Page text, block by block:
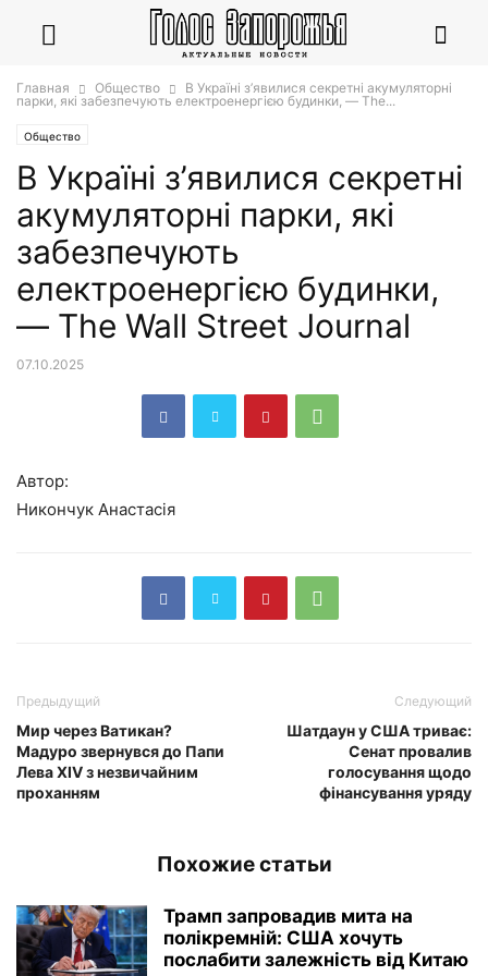
Главная Общество
В Україні з’явилися секретні акумуляторні
парки, які забезпечують електроенергією будинки, — The...
Общество
В Україні з’явилися секретні
акумуляторні парки, які
забезпечують
електроенергією будинки,
— The Wall Street Journal
07.10.2025
Автор:
Никончук Анастасія
Предыдущий
Мир через Ватикан?
Мадуро звернувся до Папи
Лева XIV з незвичайним
проханням
Следующий
Шатдаун у США триває:
Сенат провалив
голосування щодо
фінансування уряду
Похожие статьи
Трамп запровадив мита на
полікремній: США хочуть
послабити залежність від Китаю